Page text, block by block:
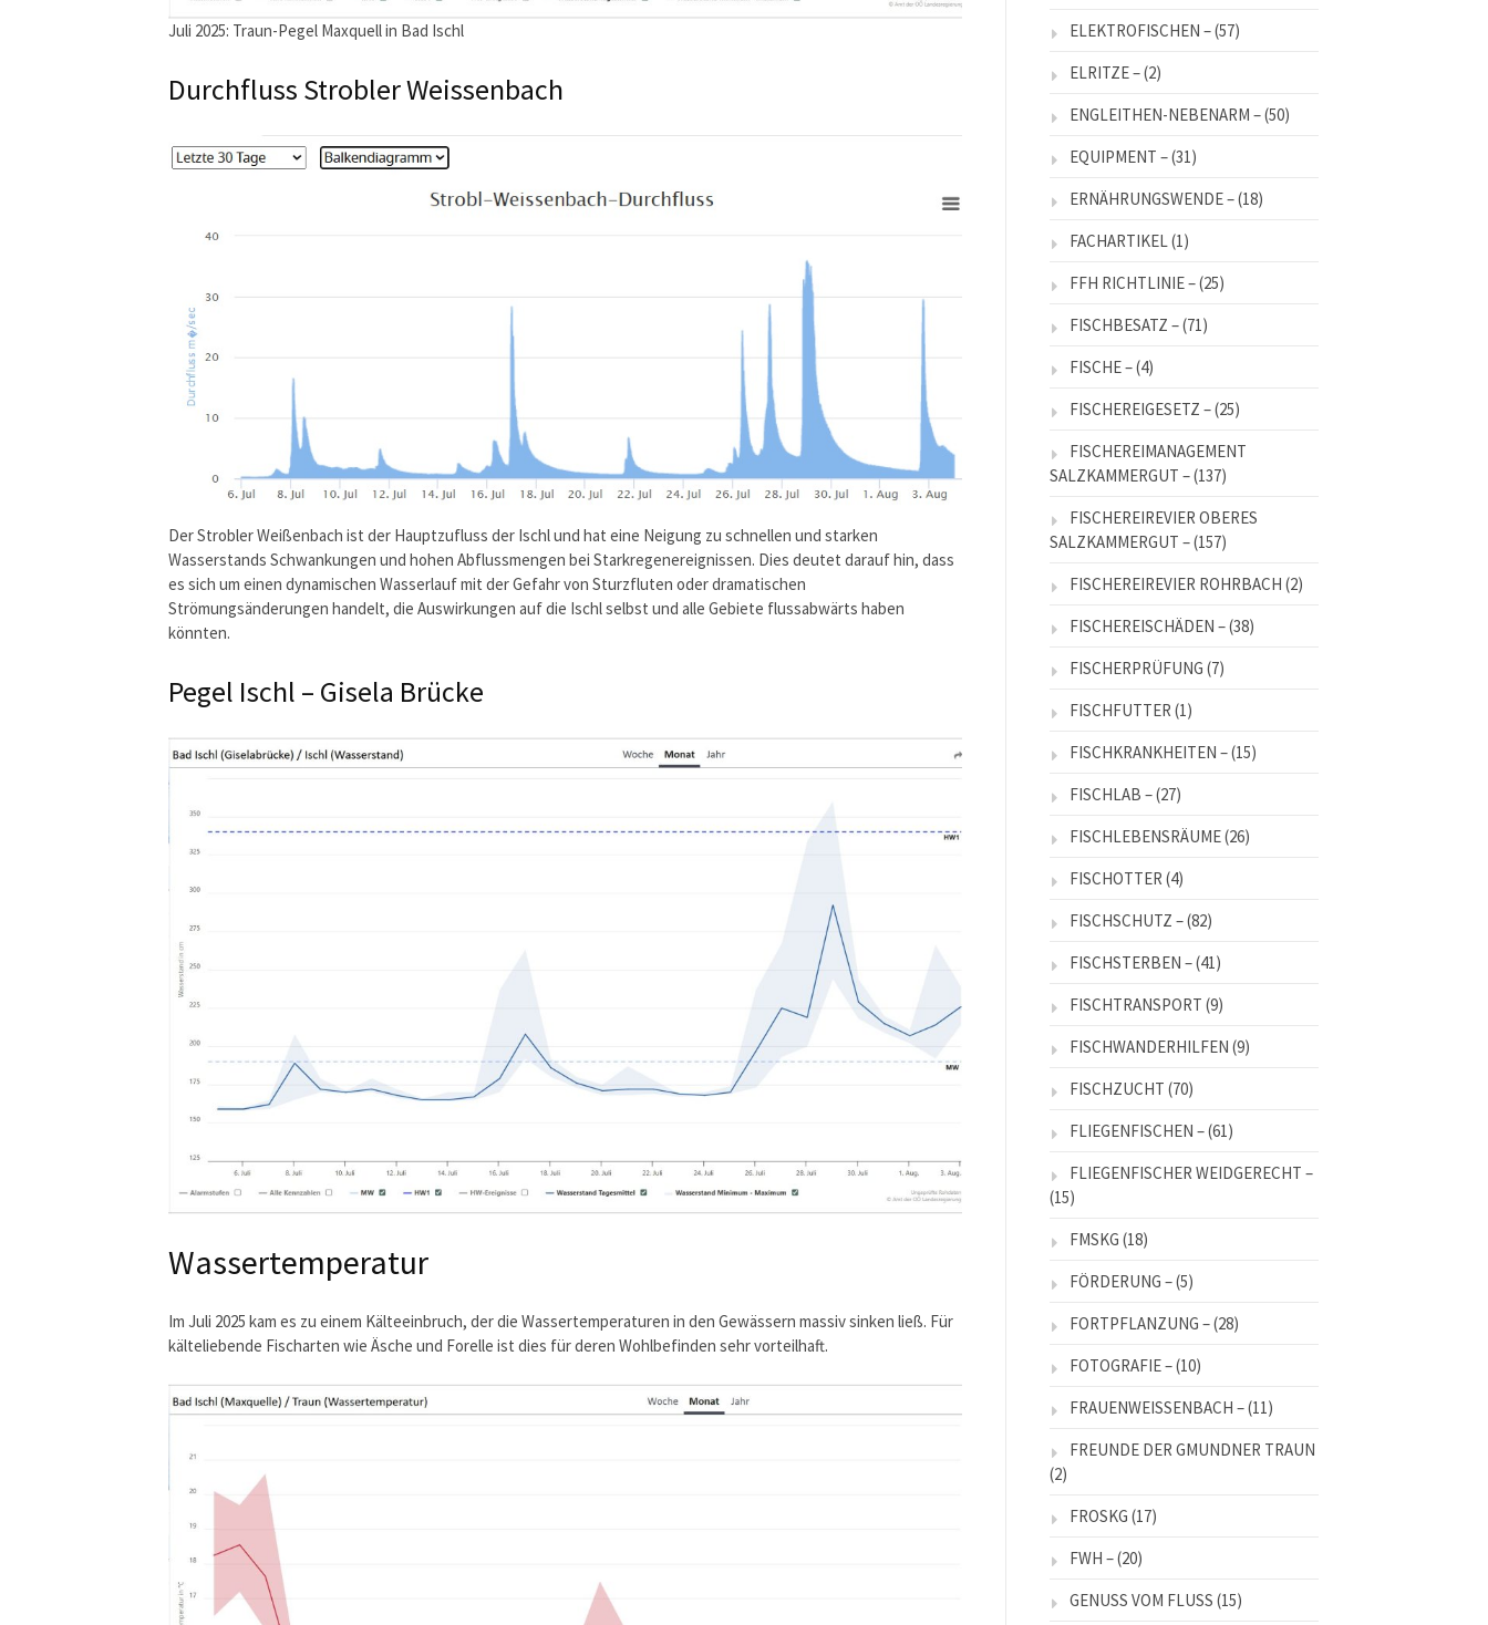
Juli 2025: Traun-Pegel Maxquell in Bad Ischl
Durchfluss Strobler Weissenbach
Der Strobler Weißenbach ist der Hauptzufluss der Ischl und hat eine Neigung zu schnellen und starken
Wasserstands Schwankungen und hohen Abflussmengen bei Starkregenereignissen. Dies deutet darauf hin, dass
es sich um einen dynamischen Wasserlauf mit der Gefahr von Sturzfluten oder dramatischen
Strömungsänderungen handelt, die Auswirkungen auf die Ischl selbst und alle Gebiete flussabwärts haben
könnten.
Pegel Ischl – Gisela Brücke
Wassertemperatur
Im Juli 2025 kam es zu einem Kälteeinbruch, der die Wassertemperaturen in den Gewässern massiv sinken ließ. Für
kälteliebende Fischarten wie Äsche und Forelle ist dies für deren Wohlbefinden sehr vorteilhaft.
ELEKTROFISCHEN –(57)
ELRITZE –(2)
ENGLEITHEN-NEBENARM –(50)
EQUIPMENT –(31)
ERNÄHRUNGSWENDE –(18)
FACHARTIKEL(1)
FFH RICHTLINIE –(25)
FISCHBESATZ –(71)
FISCHE –(4)
FISCHEREIGESETZ –(25)
FISCHEREIMANAGEMENT
SALZKAMMERGUT –(137)
FISCHEREIREVIER OBERES
SALZKAMMERGUT –(157)
FISCHEREIREVIER ROHRBACH (2)
FISCHEREISCHÄDEN –(38)
FISCHERPRÜFUNG (7)
FISCHFUTTER (1)
FISCHKRANKHEITEN –(15)
FISCHLAB –(27)
FISCHLEBENSRÄUME(26)
FISCHOTTER (4)
FISCHSCHUTZ –(82)
FISCHSTERBEN –(41)
FISCHTRANSPORT (9)
FISCHWANDERHILFEN (9)
FISCHZUCHT (70)
FLIEGENFISCHEN –(61)
FLIEGENFISCHER WEIDGERECHT –
(15)
FMSKG (18)
FÖRDERUNG –(5)
FORTPFLANZUNG –(28)
FOTOGRAFIE –(10)
FRAUENWEISSENBACH –(11)
FREUNDE DER GMUNDNER TRAUN
(2)
FROSKG (17)
FWH –(20)
GENUSS VOM FLUSS (15)